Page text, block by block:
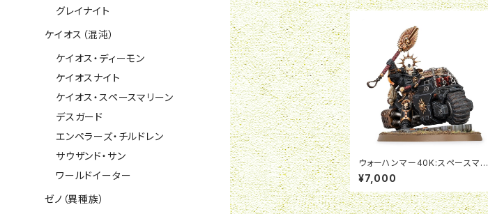
ウォーハンマー40K:スペースマリ
ーン:Primaris Chaplain on Bik
e
¥7,000
グレイナイト
ケイオス（混沌）
ケイオス・ディーモン
ケイオスナイト
ケイオス・スペースマリーン
デスガード
エンペラーズ・チルドレン
サウザンド・サン
ワールドイーター
ゼノ（異種族）